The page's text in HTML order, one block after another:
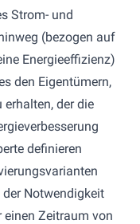
Strom- und
(bezogen auf
Energieeffizienz)
den Eigentümern,
der die
definieren
Notwendigkeit
Zeitraum von